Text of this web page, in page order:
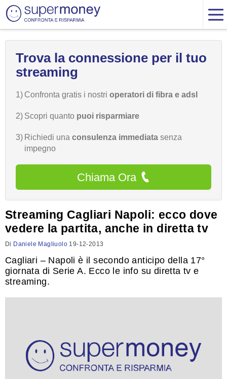
Trova la connessione per il tuo
streaming
1) Confronta gratis i nostri operatori di fibra e adsl
2) Scopri quanto puoi risparmiare
3) Richiedi una consulenza immediata senza
impegno
Chiama Ora
Streaming Cagliari Napoli: ecco dove
vedere la partita, anche in diretta tv
Di Daniele Magliuolo 19-12-2013
Cagliari – Napoli è il secondo anticipo della 17°
giornata di Serie A. Ecco le info su diretta tv e
streaming.